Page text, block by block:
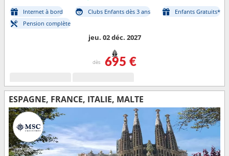
Internet à bord Clubs Enfants dès 3 ans
Enfants Gratuits*
Pension complète
jeu. 02 déc. 2027
dès 695 €
ESPAGNE, FRANCE, ITALIE, MALTE